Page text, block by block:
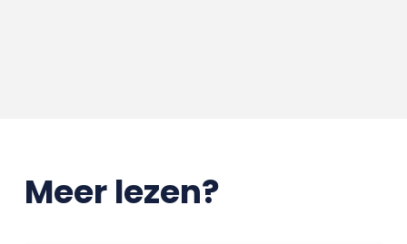
Meer lezen?